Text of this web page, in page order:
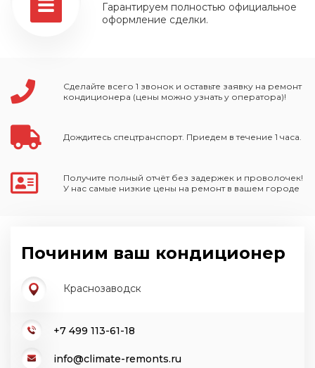
Гарантируем полностью официальное
оформление сделки.
Сделайте всего 1 звонок и оставьте заявку на ремонт
кондиционера (цены можно узнать у оператора)!
Дождитесь спецтранспорт. Приедем в течение 1 часа.
Получите полный отчёт без задержек и проволочек!
У нас самые низкие цены на ремонт в вашем городе
Починим ваш кондиционер
Краснозаводск
+7 499 113-61-18
info@climate-remonts.ru